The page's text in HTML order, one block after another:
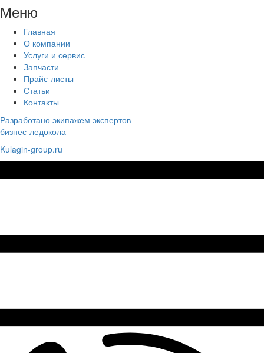
Меню
Главная
О компании
Услуги и сервис
Запчасти
Прайс-листы
Статьи
Контакты
Разработано экипажем экспертов
бизнес-ледокола
Kulagin-group.ru